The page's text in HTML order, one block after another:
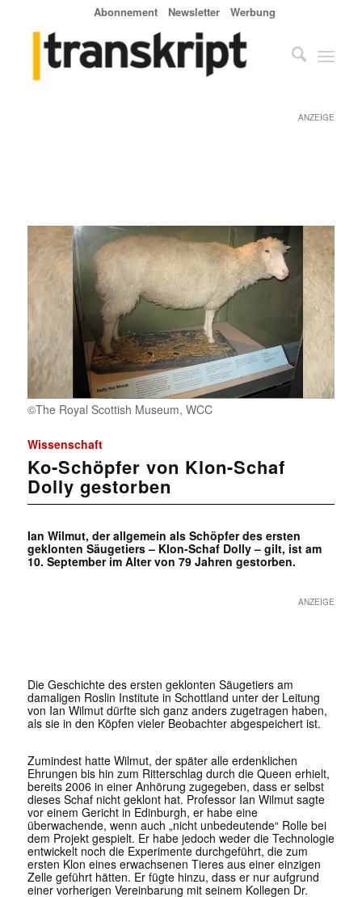
Abonnement Newsletter Werbung
ANZEIGE
©The Royal Scottish Museum, WCC
Wissenschaft
Ko-Schöpfer von Klon-Schaf
Dolly gestorben
Ian Wilmut, der allgemein als Schöpfer des ersten
geklonten Säugetiers – Klon-Schaf Dolly – gilt, ist am
10. September im Alter von 79 Jahren gestorben.
ANZEIGE
Die Geschichte des ersten geklonten Säugetiers am
damaligen Roslin Institute in Schottland unter der Leitung
von Ian Wilmut dürfte sich ganz anders zugetragen haben,
als sie in den Köpfen vieler Beobachter abgespeichert ist.
Zumindest hatte Wilmut, der später alle erdenklichen
Ehrungen bis hin zum Ritterschlag durch die Queen erhielt,
bereits 2006 in einer Anhörung zugegeben, dass er selbst
dieses Schaf nicht geklont hat. Professor Ian Wilmut sagte
vor einem Gericht in Edinburgh, er habe eine
überwachende, wenn auch „nicht unbedeutende“ Rolle bei
dem Projekt gespielt. Er habe jedoch weder die Technologie
entwickelt noch die Experimente durchgeführt, die zum
ersten Klon eines erwachsenen Tieres aus einer einzigen
Zelle geführt hätten. Er fügte hinzu, dass er nur aufgrund
einer vorherigen Vereinbarung mit seinem Kollegen Dr.